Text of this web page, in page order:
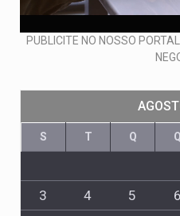
PUBLICITE NO NOSSO
S T Q Q
3
4 5 6